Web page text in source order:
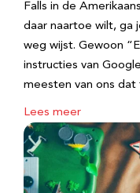
Falls in de
daar naartoe wilt, ga
weg wijst. Gewoon
instructies van
meesten van ons
Lees meer